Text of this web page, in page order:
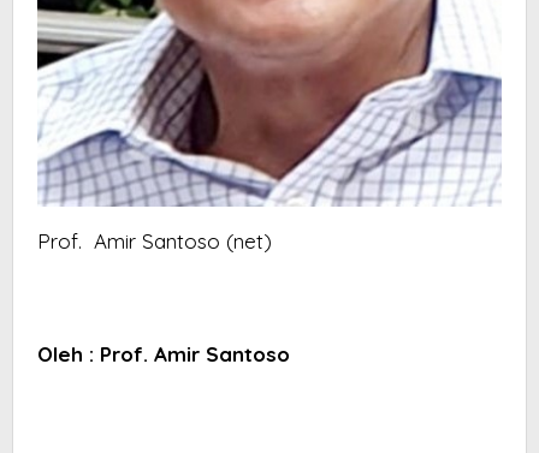
Prof. Amir Santoso (net)
Oleh : Prof. Amir Santoso